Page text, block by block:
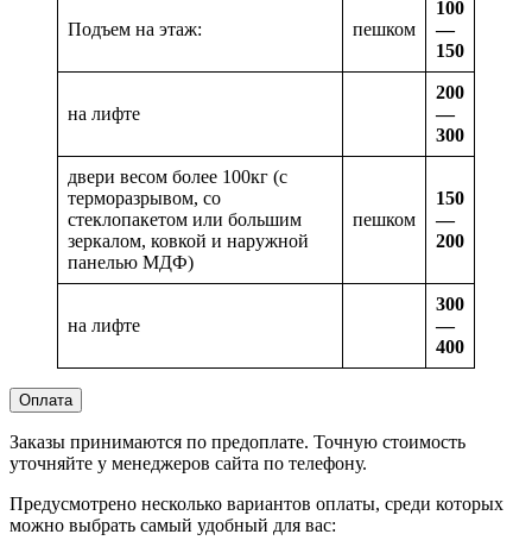
Подъем на этаж: пешком
100
—
150
на лифте
200
—
300
двери весом более 100кг (с
терморазрывом, со
стеклопакетом или большим
зеркалом, ковкой и наружной
панелью МДФ)
пешком
150
—
200
на лифте
300
—
400
Оплата
Заказы принимаются по предоплате. Точную стоимость
уточняйте у менеджеров сайта по телефону.
Предусмотрено несколько вариантов оплаты, среди которых
можно выбрать самый удобный для вас: